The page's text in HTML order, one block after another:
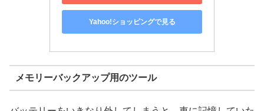
Yahoo!ショッピングで見る
メモリーバックアップ用のツール